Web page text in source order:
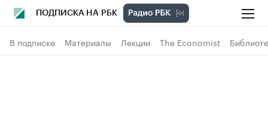
ПОДПИСКА НА РБК
В подписке Материалы Лекции The Economist